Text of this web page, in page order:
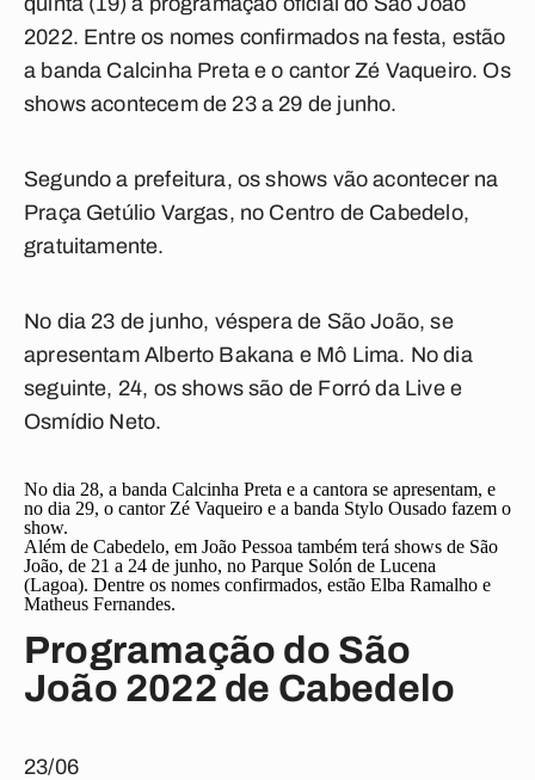
2022. Entre os nomes confirmados na festa, estão
a banda Calcinha Preta e o cantor Zé Vaqueiro. Os
shows acontecem de 23 a 29 de junho.
Segundo a prefeitura, os shows vão acontecer na
Praça Getúlio Vargas, no Centro de Cabedelo,
gratuitamente.
No dia 23 de junho, véspera de São João, se
apresentam Alberto Bakana e Mô Lima. No dia
seguinte, 24, os shows são de Forró da Live e
Osmídio Neto.
No dia 28, a banda Calcinha Preta e a cantora se apresentam, e
no dia 29, o cantor Zé Vaqueiro e a banda Stylo Ousado fazem o
show.
Além de Cabedelo, em João Pessoa também terá shows de São
João, de 21 a 24 de junho, no Parque Solón de Lucena
(Lagoa). Dentre os nomes confirmados, estão Elba Ramalho e
Matheus Fernandes.
Programação do São
João 2022 de Cabedelo
23/06